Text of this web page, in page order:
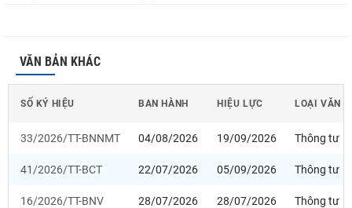
VĂN BẢN KHÁC
SỐ KÝ HIỆU BAN HÀNH HIỆU LỰC LOẠI VĂN
33/2026/TT-BNNMT 04/08/2026 19/09/2026 Thông tư
41/2026/TT-BCT 22/07/2026 05/09/2026 Thông tư
16/2026/TT-BNV 28/07/2026 28/07/2026 Thông tư